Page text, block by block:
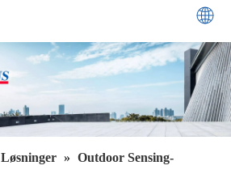
Løsninger » Outdoor Sensing-